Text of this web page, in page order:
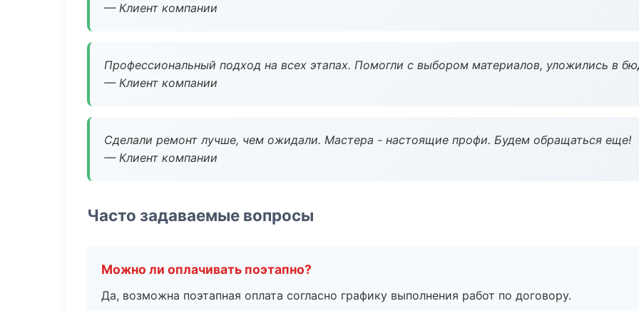
— Клиент компании
Профессиональный подход на всех этапах. Помогли с выбором материалов, уложились в
— Клиент компании
Сделали ремонт лучше, чем ожидали. Мастера - настоящие профи. Будем обращаться еще!
— Клиент компании
Часто задаваемые вопросы
Можно ли оплачивать поэтапно?
Да, возможна поэтапная оплата согласно графику выполнения работ по договору.